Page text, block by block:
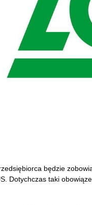
będzie
Dotychczas taki